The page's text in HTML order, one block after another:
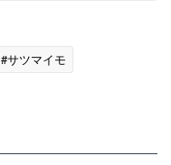
#サツマイモ